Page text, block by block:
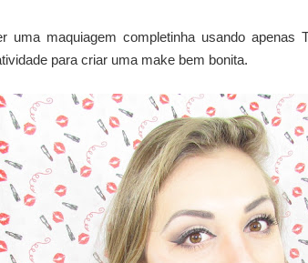
uma maquiagem completinha usando apenas
para criar uma make bem bonita.